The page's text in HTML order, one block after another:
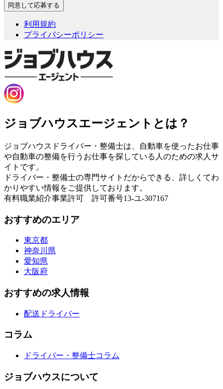
利用規約
プライバシーポリシー
ジョブハウスエージェントとは？
ジョブハウスドライバー・整備士は、自動車を使ったお仕事
や自動車の整備を行うお仕事を探している人のための求人サ
イトです。
ドライバー・整備士の専門サイトだからできる、詳しくてわ
かりやすい情報をご提供しております。
有料職業紹介事業許可 許可番号13-ユ-307167
おすすめのエリア
東京都
神奈川県
愛知県
大阪府
おすすめの求人情報
配送ドライバー
コラム
ドライバー・整備士コラム
ジョブハウスについて